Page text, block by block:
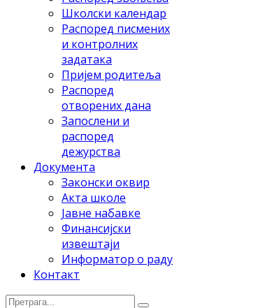
Школски календар
Распоред писмених
и контролних
задатака
Пријем родитеља
Распоред
отворених дана
Запослени и
распоред
дежурства
Документа
Законски оквир
Акта школе
Јавне набавке
Финансијски
извештаји
Информатор о раду
Контакт